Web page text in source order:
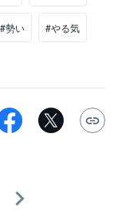
#勢い #やる気